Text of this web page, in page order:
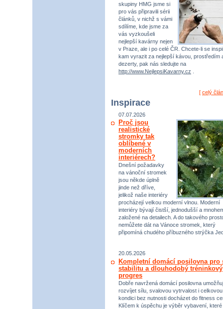
skupiny HMG jsme si
pro vás připravili sérii
článků, v nichž s vámi
sdílíme, kde jsme za
vás vyzkoušeli
nejlepší kavárny nejen
v Praze, ale i po celé ČR. Chcete-li se
kam vyrazit za nejlepší kávou, prostředím
dezerty, pak nás sledujte na
http://www.NejlepsiKavarny.cz
[ celý
Inspirace
07.07.2026
Proč jsou
realistické
stromky tak
oblíbené v
moderních
interiérech?
Dnešní požadavky
na vánoční stromek
jsou někde úplně
jinde než dříve,
jelikož naše interiéry
procházejí velkou moderní vlnou. Moderní
interiéry bývají čistší, jednodušší a
založené na detailech. A do takového
nemůžete dát na Vánoce stromek, který
připomíná chudého příbuzného strýčka
20.05.2026
Kompletní domácí posilovna pro
stabilitu a dlouhodobý tréninkový
progres
Dobře navržená domácí posilovna
rozvíjet sílu, svalovou vytrvalost i celkovou
kondici bez nutnosti docházet do fitness
Klíčem k úspěchu je výběr vybavení, které